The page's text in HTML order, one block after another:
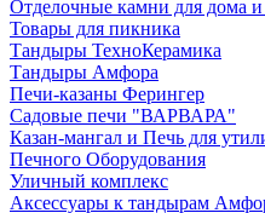
Отделочные камни для дома
Товары для пикника
Тандыры ТехноКерамика
Тандыры Амфора
Печи-казаны Ферингер
Садовые печи "ВАРВАРА"
Казан-мангал и Печь для
Печного Оборудования
Уличный комплекс
Аксессуары к тандырам